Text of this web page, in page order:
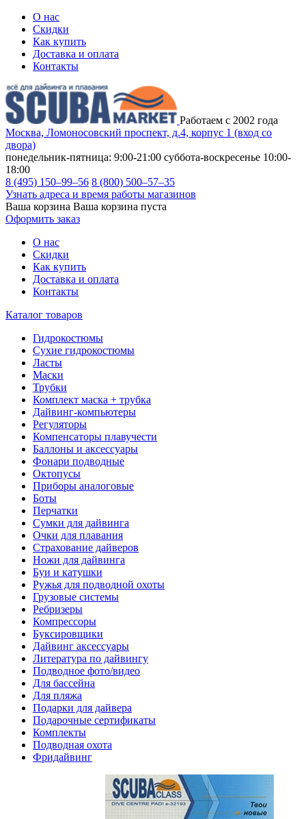
О нас
Скидки
Как купить
Доставка и оплата
Контакты
Работаем с 2002 года
Москва, Ломоносовский проспект, д.4, корпус 1 (вход со
двора)
понедельник-пятница: 9:00-21:00 суббота-воскресенье 10:00-
18:00
8 (495) 150–99–56 8 (800) 500–57–35
Узнать адреса и время работы магазинов
Ваша корзина Ваша корзина пуста
Оформить заказ
О нас
Скидки
Как купить
Доставка и оплата
Контакты
Каталог товаров
Гидрокостюмы
Сухие гидрокостюмы
Ласты
Маски
Трубки
Комплект маска + трубка
Дайвинг-компьютеры
Регуляторы
Компенсаторы плавучести
Баллоны и аксессуары
Фонари подводные
Октопусы
Приборы аналоговые
Боты
Перчатки
Сумки для дайвинга
Очки для плавания
Страхование дайверов
Ножи для дайвинга
Буи и катушки
Ружья для подводной охоты
Грузовые системы
Ребризеры
Компрессоры
Буксировщики
Дайвинг аксессуары
Литература по дайвингу
Подводное фото/видео
Для бассейна
Для пляжа
Подарки для дайвера
Подарочные сертификаты
Комплекты
Подводная охота
Фридайвинг